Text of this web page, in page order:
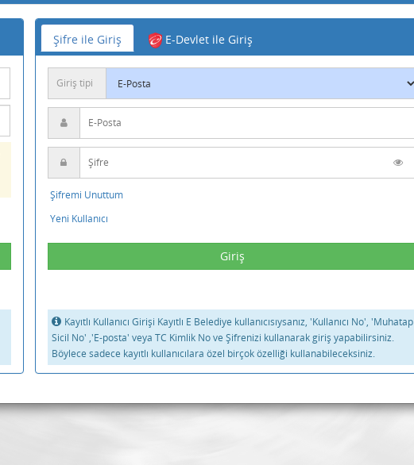
Şifre ile Giriş E-Devlet ile Giriş
Giriş tipi
Şifremi Unuttum
Yeni Kullanıcı
Kayıtlı Kullanıcı Girişi Kayıtlı E Belediye kullanıcısıysanız, 'Kullanıcı No', 'Muhatap
Sicil No' ,'E-posta' veya TC Kimlik No ve Şifrenizi kullanarak giriş yapabilirsiniz.
Böylece sadece kayıtlı kullanıcılara özel birçok özelliği kullanabileceksiniz.